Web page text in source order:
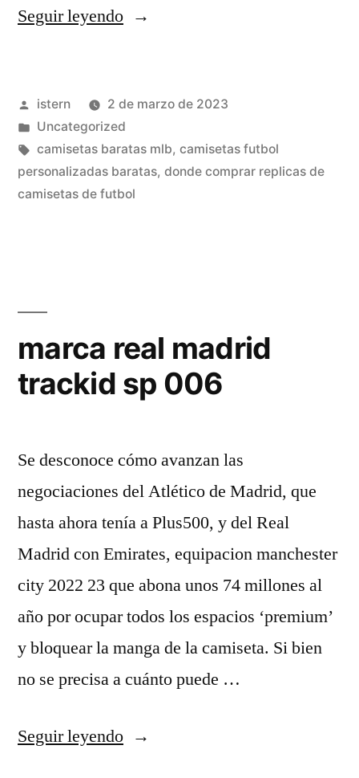
Seguir leyendo«camisetas
anteriores»
Publicado
por
istern
2 de marzo de 2023
Publicado
en
Uncategorized
Etiquetas:
camisetas baratas mlb, camisetas futbol
personalizadas baratas, donde comprar replicas de
camisetas de futbol
marca real madrid
trackid sp 006
Se desconoce cómo avanzan las
negociaciones del Atlético de Madrid, que
hasta ahora tenía a Plus500, y del Real
Madrid con Emirates, equipacion manchester
city 2022 23 que abona unos 74 millones al
año por ocupar todos los espacios ‘premium’
y bloquear la manga de la camiseta. Si bien
no se precisa a cuánto puede …
Seguir leyendo«marca